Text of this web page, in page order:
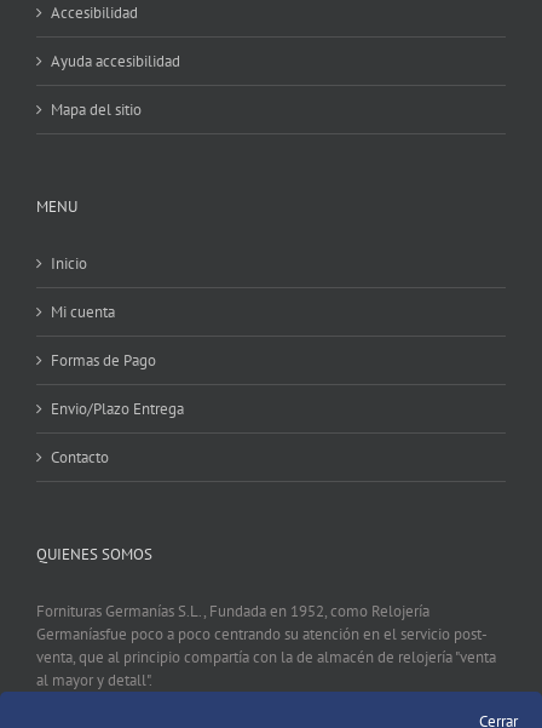
Accesibilidad
Ayuda accesibilidad
Mapa del sitio
MENU
Inicio
Mi cuenta
Formas de Pago
Envio/Plazo Entrega
Contacto
QUIENES SOMOS
Fornituras Germanías S.L., Fundada en 1952, como Relojería
Germaníasfue poco a poco centrando su atención en el servicio post-
venta, que al principio compartía con la de almacén de relojería "venta
al mayor y detall".
Cerrar